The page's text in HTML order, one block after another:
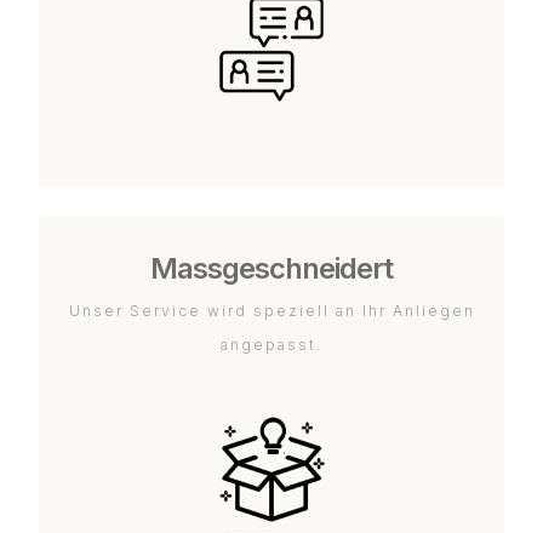
Massgeschneidert
Unser Service wird speziell an Ihr Anliegen
angepasst.